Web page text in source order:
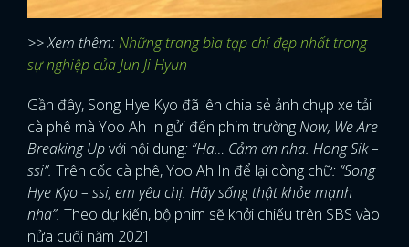
>> Xem thêm:Những trang bìa tạp chí đẹp nhất trong
sự nghiệp của Jun Ji Hyun
Gần đây, Song Hye Kyo đã lên chia sẻ ảnh chụp xe tải
cà phê mà Yoo Ah In gửi đến phim trườngNow, We Are
Breaking Upvới nội dung: “Ha… Cảm ơn nha. Hong Sik –
ssi”. Trên cốc cà phê, Yoo Ah In để lại dòng chữ: “Song
Hye Kyo – ssi, em yêu chị. Hãy sống thật khỏe mạnh
nha”. Theo dự kiến, bộ phim sẽ khởi chiếu trên SBS vào
nửa cuối năm 2021.